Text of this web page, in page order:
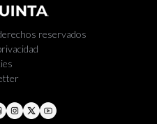
reservados